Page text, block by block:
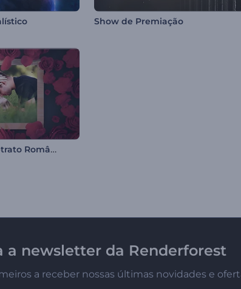
Show de Premiação
Abertura Porta-Retrato Romântico
a newsletter da Renderforest
a receber nossas últimas novidades e